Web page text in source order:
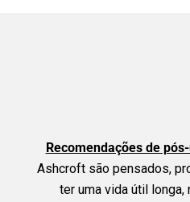
Recomendações de
Ashcroft são pensados,
ter uma vida útil longa,